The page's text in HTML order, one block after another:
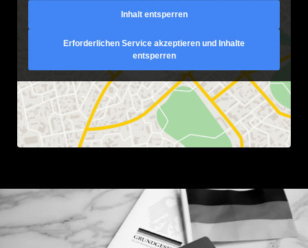
Inhalt entsperren
Erforderlichen Service akzeptieren und Inhalte
entsperren